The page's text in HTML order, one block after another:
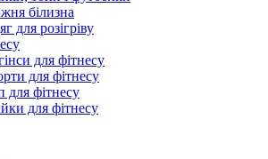
білизна
для розігріву
для фітнесу
для фітнесу
для фітнесу
для фітнесу